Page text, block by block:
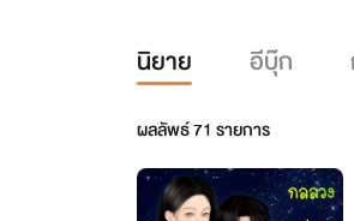
นิยาย อีบุ๊ก
ผลลัพธ์71 รายการ